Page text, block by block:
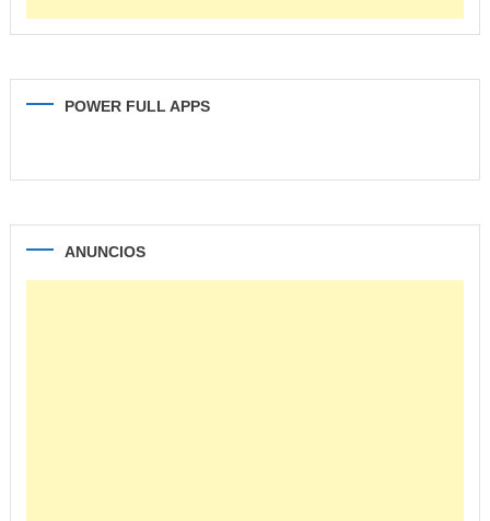
POWER FULL APPS
ANUNCIOS